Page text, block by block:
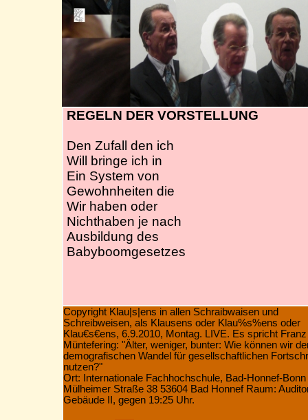
REGELN DER VORSTELLUNG
Den Zufall den ich
Will bringe ich in
Ein System von
Gewohnheiten die
Wir haben oder
Nichthaben je nach
Ausbildung des
Babyboomgesetzes
Copyright Klau|s|ens in allen Schraibwaisen und
Schreibweisen, als Klausens oder Klau%s%ens oder
Klau€s€ens, 6.9.2010, Montag. LIVE. Es spricht Franz
Müntefering: "Älter, weniger, bunter: Wie können wir
demografischen Wandel für gesellschaftlichen
nutzen?"
Ort: Internationale Fachhochschule, Bad-Honnef-Bonn
Mülheimer Straße 38 53604 Bad Honnef Raum:
Gebäude II, gegen 19:25 Uhr.